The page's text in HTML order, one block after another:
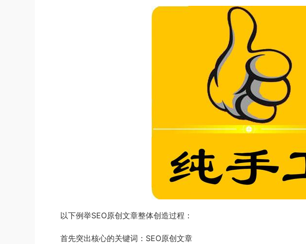
以下例举SEO原创文章整体创造过程：
首先突出核心的关键词：SEO原创文章